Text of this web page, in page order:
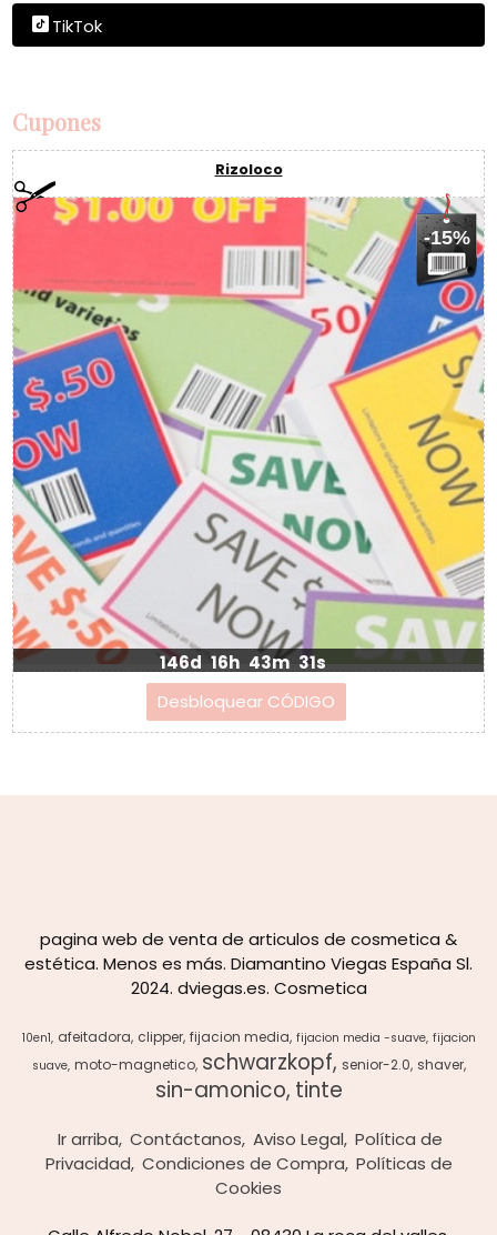
TikTok
Cupones
Rizoloco
-15%
146d 16h 43m 31s
pagina web de venta de articulos de cosmetica &
estética. Menos es más. Diamantino Viegas España Sl.
2024. dviegas.es. Cosmetica
10en1 afeitadora clipper fijacion media fijacion media -suave fijacion
suave moto-magnetico schwarzkopf senior-2.0 shaver
sin-amonico tinte
Ir arriba Contáctanos Aviso Legal Política de
Privacidad Condiciones de Compra Políticas de
Cookies